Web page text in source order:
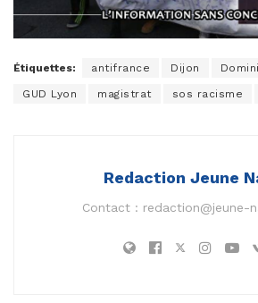
Étiquettes: antifrance Dijon
GUD Lyon magistrat sos racisme
Redaction Jeune
Contact : redaction@jeune-